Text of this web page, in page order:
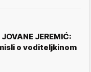
JEREMIĆ:
o voditeljkinom